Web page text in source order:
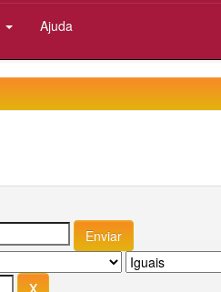
Ajuda